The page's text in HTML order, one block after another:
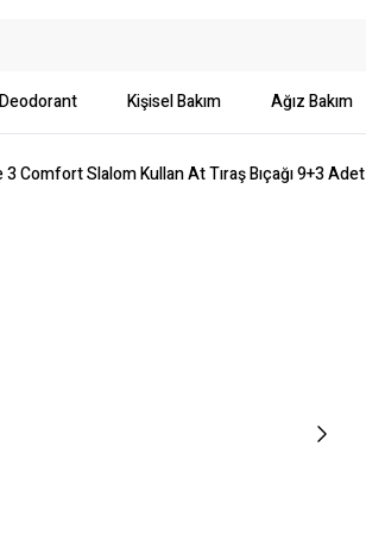
Deodorant Kişisel Bakım Ağız Bakım
Comfort Slalom Kullan At Tıraş Bıçağı 9+3 Adet